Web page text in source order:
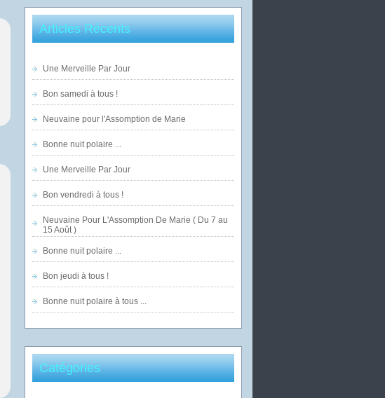
Articles Récents
Une Merveille Par Jour
Bon samedi à tous !
Neuvaine pour l'Assomption de Marie
Bonne nuit polaire ...
Une Merveille Par Jour
Bon vendredi à tous !
Neuvaine Pour L'Assomption De Marie ( Du 7 au
15 Août )
Bonne nuit polaire ...
Bon jeudi à tous !
Bonne nuit polaire à tous ...
Catégories